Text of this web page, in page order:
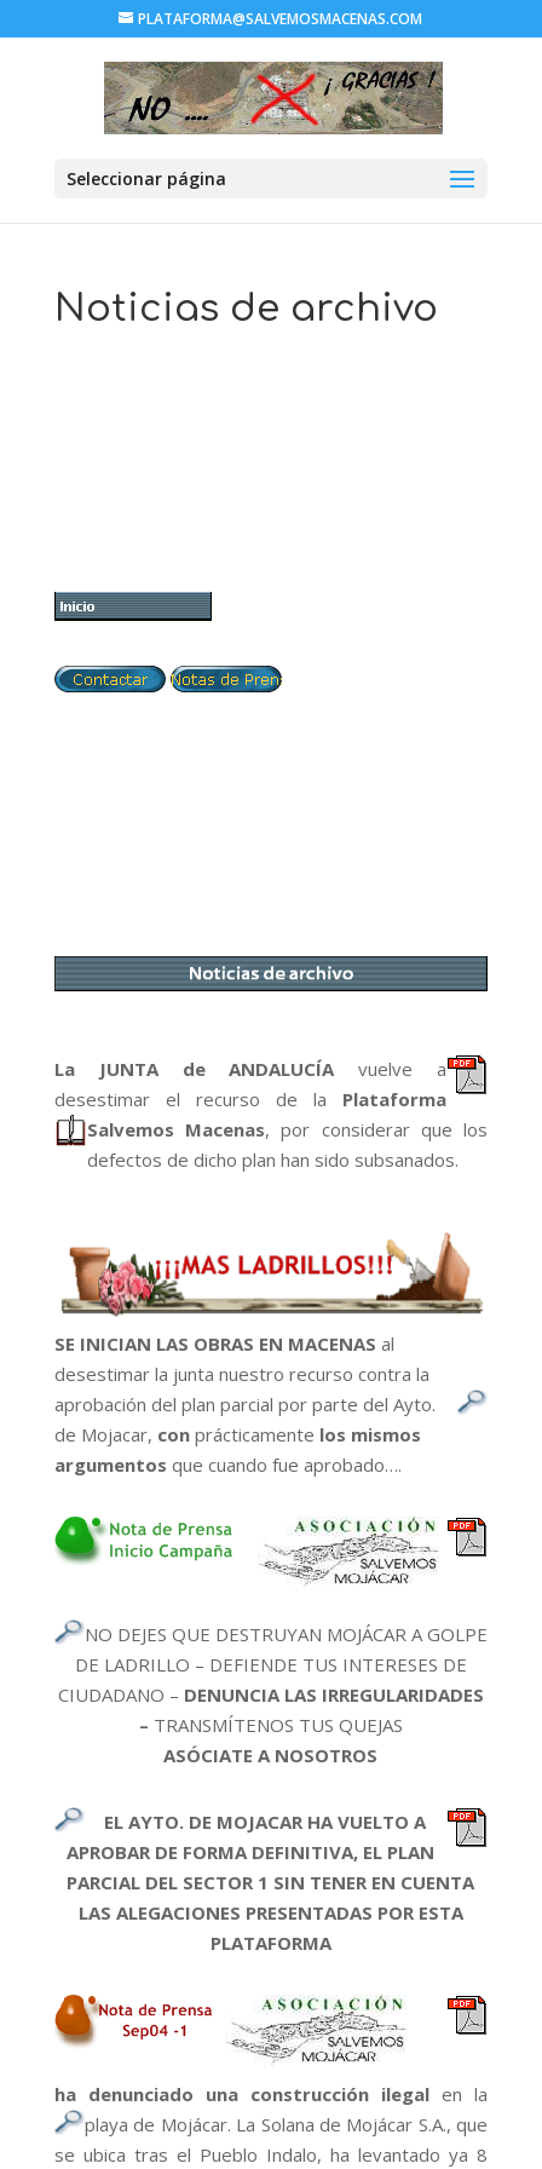
PLATAFORMA@SALVEMOSMACENAS.COM
Seleccionar página
Noticias de archivo
La JUNTA de ANDALUCÍA vuelve a
desestimar el recurso de la Plataforma
Salvemos Macenas, por considerar que los
defectos de dicho plan han sido subsanados.
SE INICIAN LAS OBRAS EN MACENAS al
desestimar la junta nuestro recurso contra la
aprobación del plan parcial por parte del Ayto.
de Mojacar, conprácticamente los mismos
argumentos que cuando fue aprobado….
NO DEJES QUE DESTRUYAN MOJÁCAR A GOLPE
DE LADRILLO – DEFIENDE TUS INTERESES DE
CIUDADANO – DENUNCIA LAS IRREGULARIDADES
– TRANSMÍTENOS TUS QUEJAS
ASÓCIATE A NOSOTROS
EL AYTO. DE MOJACAR HA VUELTO A
APROBAR DE FORMA DEFINITIVA, EL PLAN
PARCIAL DEL SECTOR 1 SIN TENER EN CUENTA
LAS ALEGACIONES PRESENTADAS POR ESTA
PLATAFORMA
ha denunciado una construcción ilegal en la
playade Mojácar. La Solana de Mojácar S.A., que
se ubica tras el Pueblo Indalo, ha levantado ya 8